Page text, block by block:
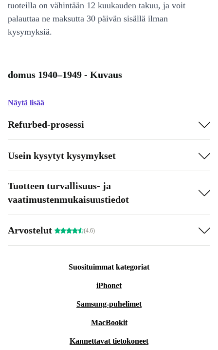
tuoteilla on vähintään 12 kuukauden takuu, ja voit
palauttaa ne maksutta 30 päivän sisällä ilman
kysymyksiä.
domus 1940–1949 - Kuvaus
Näytä lisää
Refurbed-prosessi
Usein kysytyt kysymykset
Tuotteen turvallisuus- ja
vaatimustenmukaisuustiedot
Arvostelut (4.6)
Suosituimmat kategoriat
iPhonet
Samsung-puhelimet
MacBookit
Kannettavat tietokoneet